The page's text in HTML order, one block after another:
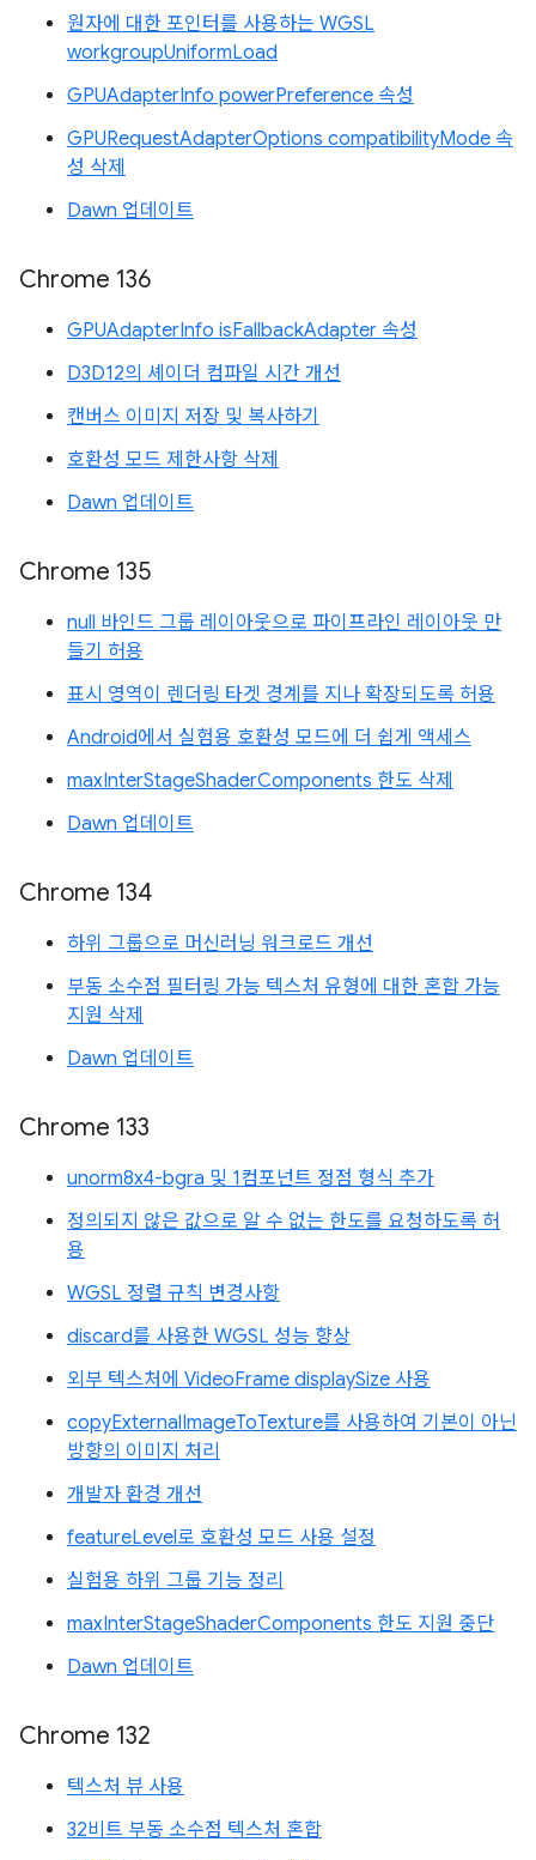
원자에 대한 포인터를 사용하는 WGSL
workgroupUniformLoad
GPUAdapterInfo powerPreference 속성
GPURequestAdapterOptions compatibilityMode 속
성 삭제
Dawn 업데이트
Chrome 136
GPUAdapterInfo isFallbackAdapter 속성
D3D12의 셰이더 컴파일 시간 개선
캔버스 이미지 저장 및 복사하기
호환성 모드 제한사항 삭제
Dawn 업데이트
Chrome 135
null 바인드 그룹 레이아웃으로 파이프라인 레이아웃 만
들기 허용
표시 영역이 렌더링 타겟 경계를 지나 확장되도록 허용
Android에서 실험용 호환성 모드에 더 쉽게 액세스
maxInterStageShaderComponents 한도 삭제
Dawn 업데이트
Chrome 134
하위 그룹으로 머신러닝 워크로드 개선
부동 소수점 필터링 가능 텍스처 유형에 대한 혼합 가능
지원 삭제
Dawn 업데이트
Chrome 133
unorm8x4-bgra 및 1컴포넌트 정점 형식 추가
정의되지 않은 값으로 알 수 없는 한도를 요청하도록 허
용
WGSL 정렬 규칙 변경사항
discard를 사용한 WGSL 성능 향상
외부 텍스처에 VideoFrame displaySize 사용
copyExternalImageToTexture를 사용하여 기본이 아닌
방향의 이미지 처리
개발자 환경 개선
featureLevel로 호환성 모드 사용 설정
실험용 하위 그룹 기능 정리
maxInterStageShaderComponents 한도 지원 중단
Dawn 업데이트
Chrome 132
텍스처 뷰 사용
32비트 부동 소수점 텍스처 혼합